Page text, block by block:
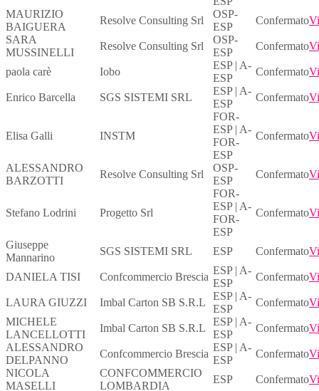
MAURIZIO
BAIGUERA
Resolve Consulting Srl
OSP-
ESP
Confermato
SARA
MUSSINELLI
Resolve Consulting Srl
OSP-
ESP
Confermato
paola carè Iobo
ESP | A-
ESP
Confermato
Enrico Barcella SGS SISTEMI SRL
ESP | A-
ESP
Confermato
Elisa Galli INSTM
FOR-
ESP | A-
FOR-
ESP
Confermato
ALESSANDRO
BARZOTTI
Resolve Consulting Srl
OSP-
ESP
Confermato
Stefano Lodrini Progetto Srl
FOR-
ESP | A-
FOR-
ESP
Confermato
Giuseppe
Mannarino
SGS SISTEMI SRL ESP Confermato
DANIELA TISI Confcommercio Brescia
ESP | A-
ESP
Confermato
LAURA GIUZZI Imbal Carton SB S.R.L
ESP | A-
ESP
Confermato
MICHELE
LANCELLOTTI
Imbal Carton SB S.R.L
ESP | A-
ESP
Confermato
ALESSANDRO
DELPANNO
Confcommercio Brescia
ESP | A-
ESP
Confermato
NICOLA
MASELLI
CONFCOMMERCIO
LOMBARDIA
ESP Confermato